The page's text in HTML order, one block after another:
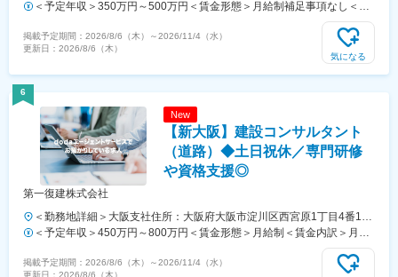
Ⅰ 2階受動喫煙対策：屋内全面禁煙変更の範囲：会社の定める事業所
＜予定年収＞350万円～500万円＜賃金形態＞月給制補足事項なし＜賃
金内訳＞月額（基本給）：200,000円～350,000円その他固定手当/月：
50,000円＜月給＞250,000円～400,000円＜昇給有無＞有＜残業手当＞
有＜給与補足＞■昇給：年1回（4月）■賞与：年2回（過去実績／計3.50
掲載予定期間： 2026/8/6（木） ～2026/11/4（水）
更新日： 2026/8/6（木）
気になる
6
New
【新大阪】建設コンサルタント
（道路）◆土日祝休／専門研修
や資格支援◎
第一復建株式会社
＜勤務地詳細＞大阪支社住所：大阪府大阪市淀川区西宮原1丁目4番13
号 勤務地最寄駅：山陽新幹線／新大阪駅受動喫煙対策：その他（敷地
内禁煙（屋外喫煙可能場所あり））変更の範囲：会社の定める事業所
（リモートワーク含む）
＜予定年収＞450万円～800万円＜賃金形態＞月給制＜賃金内訳＞月額
（基本給）：265,000円～409,000円その他固定手当/月：30,000円～
35,000円固定残業手当/月：30,000円～56,000円（固定残業時間10時間
掲載予定期間： 2026/8/6（木） ～2026/11/4（水）
更新日： 2026/8/6（木）